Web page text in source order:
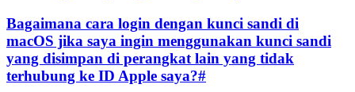
Bagaimana cara login dengan kunci sandi di
macOS jika saya ingin menggunakan kunci sandi
yang disimpan di perangkat lain yang tidak
terhubung ke ID Apple saya?#